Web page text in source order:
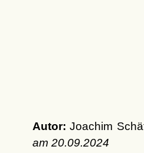
Autor: Joachim
am 20.09.2024